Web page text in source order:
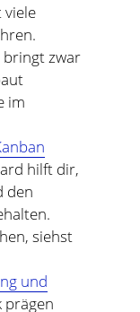
viele
bringt zwar
im
hilft dir,
den
siehst
und
prägen